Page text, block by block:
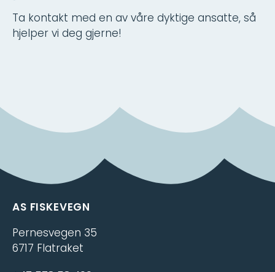
Ta kontakt med en av våre dyktige ansatte, så
hjelper vi deg gjerne!
AS FISKEVEGN
Pernesvegen 35
6717 Flatraket